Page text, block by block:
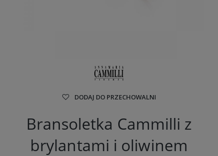
DODAJ DO PRZECHOWALNI
Bransoletka Cammilli z
brylantami i oliwinem